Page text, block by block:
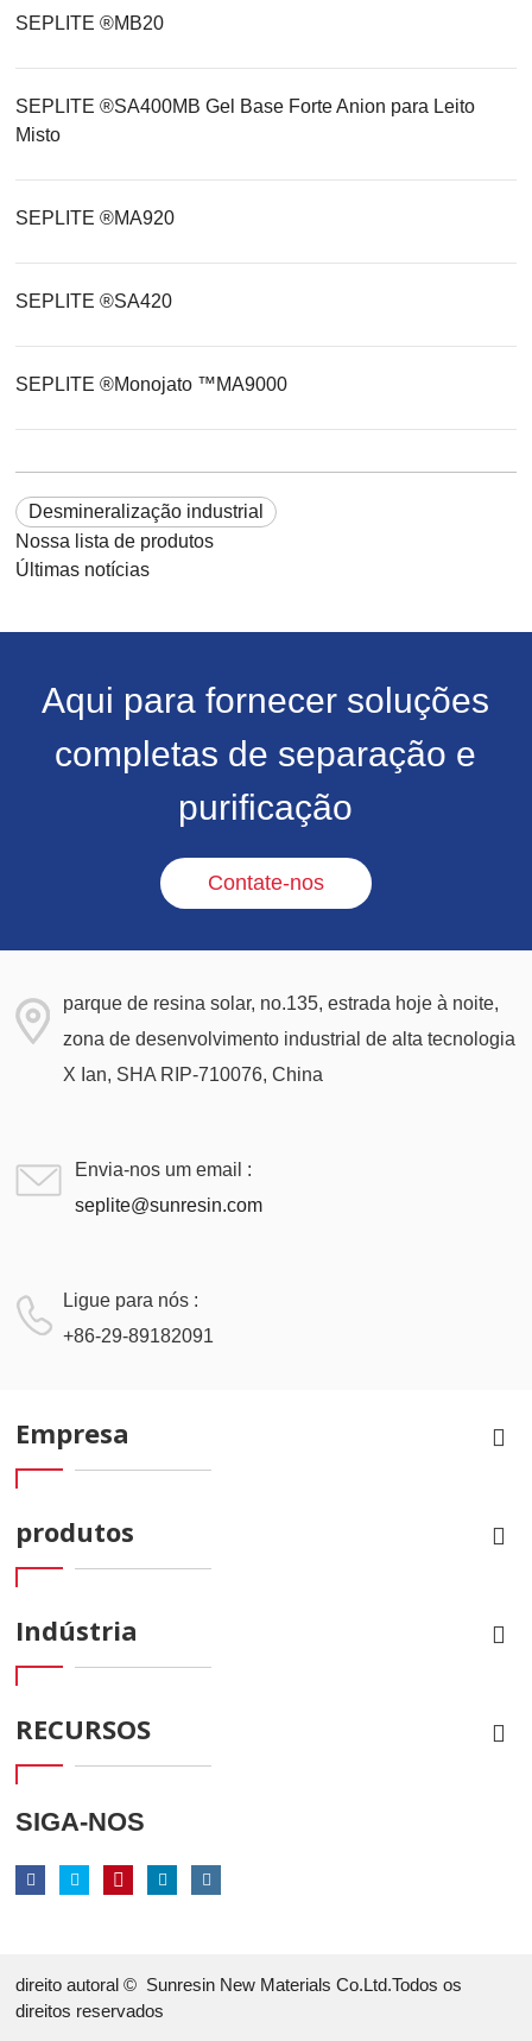
SEPLITE ®MB20
SEPLITE ®SA400MB Gel Base Forte Anion para Leito
Misto
SEPLITE ®MA920
SEPLITE ®SA420
SEPLITE ®Monojato ™MA9000
Desmineralização industrial
Nossa lista de produtos
Últimas notícias
Aqui para fornecer soluções
completas de separação e
purificação
Contate-nos
parque de resina solar, no.135, estrada hoje à noite,
zona de desenvolvimento industrial de alta tecnologia
X Ian, SHA RIP-710076, China
Envia-nos um email :
seplite@sunresin.com
Ligue para nós :
+86-29-89182091
Empresa
produtos
Indústria
RECURSOS
SIGA-NOS
direito autoral © Sunresin New Materials Co.Ltd.Todos os
direitos reservados